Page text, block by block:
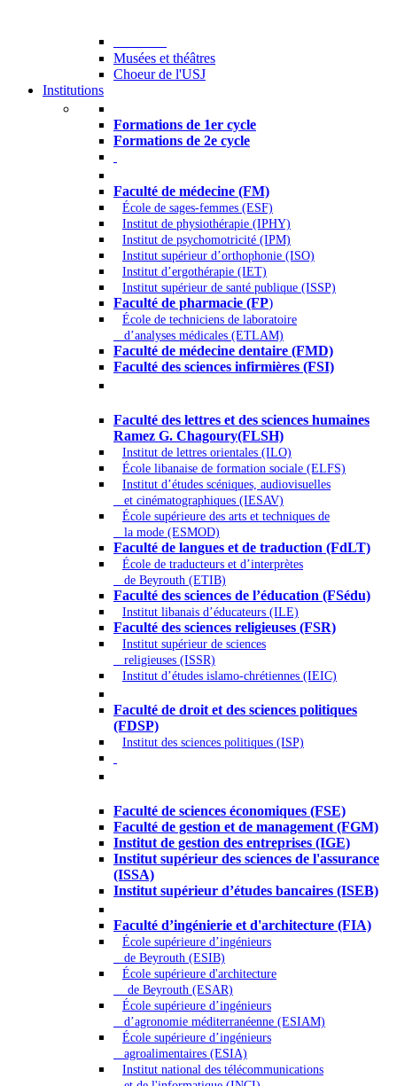
Musées et théâtres
Choeur de l'USJ
Institutions
Formations de 1er cycle
Formations de 2e cycle
Faculté de médecine (FM)
École de sages-femmes (ESF)
Institut de physiothérapie (IPHY)
Institut de psychomotricité (IPM)
Institut supérieur d’orthophonie (ISO)
Institut d’ergothérapie (IET)
Institut supérieur de santé publique (ISSP)
Faculté de pharmacie (FP)
École de techniciens de laboratoire
d’analyses médicales (ETLAM)
Faculté de médecine dentaire (FMD)
Faculté des sciences infirmières (FSI)
Faculté des lettres et des sciences humaines
Ramez G. Chagoury(FLSH)
Institut de lettres orientales (ILO)
École libanaise de formation sociale (ELFS)
Institut d’études scéniques, audiovisuelles
et cinématographiques (IESAV)
École supérieure des arts et techniques de
la mode (ESMOD)
Faculté de langues et de traduction (FdLT)
École de traducteurs et d’interprètes
de Beyrouth (ETIB)
Faculté des sciences de l’éducation (FSédu)
Institut libanais d’éducateurs (ILE)
Faculté des sciences religieuses (FSR)
Institut supérieur de sciences
religieuses (ISSR)
Institut d’études islamo-chrétiennes (IEIC)
Faculté de droit et des sciences politiques
(FDSP)
Institut des sciences politiques (ISP)
Faculté de sciences économiques (FSE)
Faculté de gestion et de management (FGM)
Institut de gestion des entreprises (IGE)
Institut supérieur des sciences de l'assurance
(ISSA)
Institut supérieur d’études bancaires (ISEB)
Faculté d’ingénierie et d'architecture (FIA)
École supérieure d’ingénieurs
de Beyrouth (ESIB)
École supérieure d'architecture
de Beyrouth (ESAR)
École supérieure d’ingénieurs
d’agronomie méditerranéenne (ESIAM)
École supérieure d’ingénieurs
agroalimentaires (ESIA)
Institut national des télécommunications